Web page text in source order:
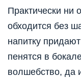
Практически ни
обходится без
напитку
пенятся в
волшебство, да